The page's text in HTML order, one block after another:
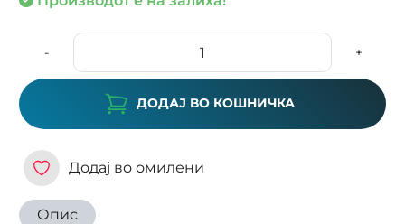
- +
ДОДАЈ ВО КОШНИЧКА
Додај во омилени
Опис